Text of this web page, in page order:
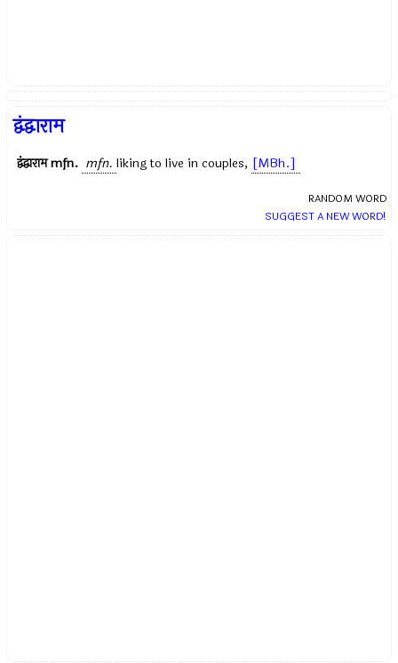
द्वंद्वाराम
द्वंद्वारामmfn. mfn. liking to live in couples, [MBh.]
RANDOM WORD
SUGGEST A NEW WORD!